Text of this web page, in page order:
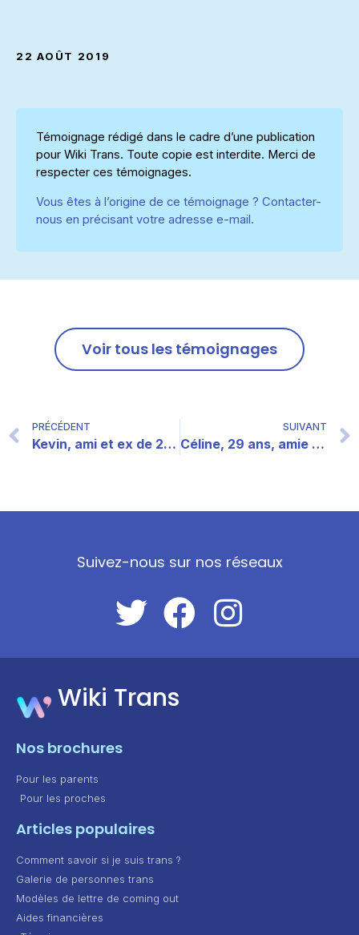
22 AOÛT 2019
Témoignage rédigé dans le cadre d’une publication
pour Wiki Trans. Toute copie est interdite. Merci de
respecter ces témoignages.
Vous êtes à l’origine de ce témoignage ? Contacter-
nous en précisant votre adresse e-mail.
Voir tous les témoignages
PRÉCÉDENT
Kevin, ami et ex de 25 ans d’un homme trans
SUIVANT
Céline, 29 ans, amie d’une femme trans
Suivez-nous sur nos réseaux
Wiki Trans
Nos brochures
Pour les parents
Pour les proches
Articles populaires
Comment savoir si je suis trans ?
Galerie de personnes trans
Modèles de lettre de coming out
Aides financières